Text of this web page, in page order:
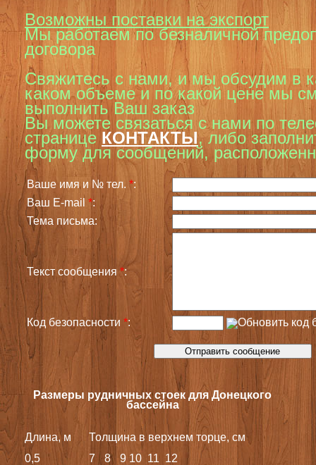
Возможны поставки на экспорт
Мы работаем по безналичной
договора
Свяжитесь с нами, и мы обсудим в
каком объеме и по какой цене мы
выполнить Ваш заказ
Вы можете связаться с нами по
странице КОНТАКТЫ,либо
форму для сообщений,
Ваше имя и № тел. *:
Ваш E-mail *:
Тема письма:
Текст сообщения *:
Код безопасности *:
Размеры рудничных стоек для Донецкого
бассейна
Длина, м
Толщина в верхнем торце, см
0,5
7 8 9 10 11 12